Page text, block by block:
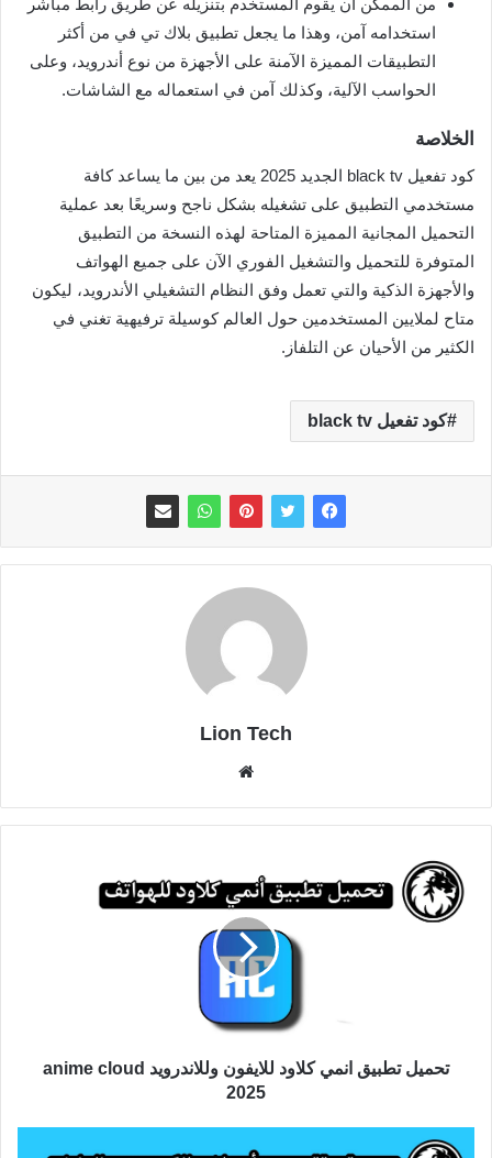
من الممكن أن يقوم المستخدم بتنزيله عن طريق رابط مباشر
استخدامه آمن، وهذا ما يجعل تطبيق بلاك تي في من أكثر
التطبيقات المميزة الآمنة على الأجهزة من نوع أندرويد، وعلى
الحواسب الآلية، وكذلك آمن في استعماله مع الشاشات.
الخلاصة
كود تفعيل black tv الجديد 2025 يعد من بين ما يساعد كافة
مستخدمي التطبيق على تشغيله بشكل ناجح وسريعًا بعد عملية
التحميل المجانية المميزة المتاحة لهذه النسخة من التطبيق
المتوفرة للتحميل والتشغيل الفوري الآن على جميع الهواتف
والأجهزة الذكية والتي تعمل وفق النظام التشغيلي الأندرويد، ليكون
متاح لملايين المستخدمين حول العالم كوسيلة ترفيهية تغني في
الكثير من الأحيان عن التلفاز.
كود تفعيل black tv
Lion Tech
تحميل تطبيق انمي كلاود للايفون وللاندرويد anime cloud
2025